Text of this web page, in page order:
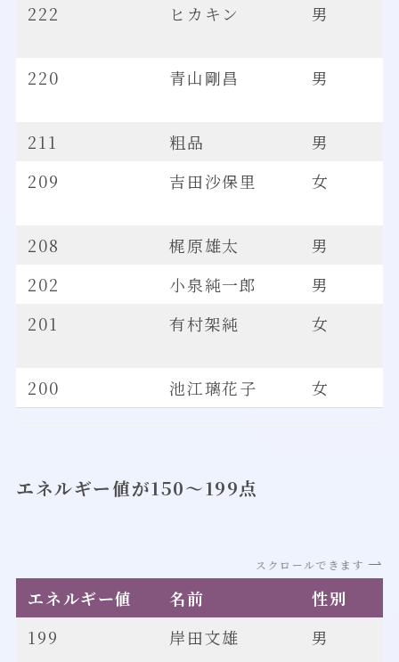
222 ヒカキン 男
220 青山剛昌 男
211 粗品
男
209
吉田沙保里 女
208 梶原雄太
男
202
小泉純一郎
男
201
有村架純 女
200 池江璃花子 女
エネルギー値が150～199点
スクロールできます
エネルギー値 名前
性別
199
岸田文雄 男